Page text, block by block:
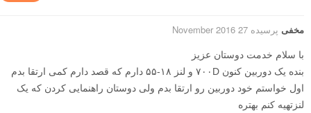
مخفی پرسیده 27 November 2016
با سلام خدمت دوستان عزیز
بنده یک دوربین کنون ۷۰۰D و لنز ۱۸-۵۵ دارم که قصد دارم کمی ارتقا بدم
اول خواستم خود دوربین رو ارتقا بدم ولی دوستان راهنمایی کردن که یک
لنزتهیه کنم بهتره